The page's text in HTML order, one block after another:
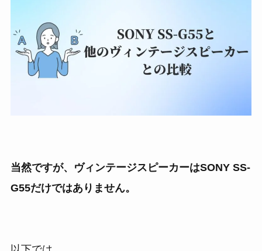
当然ですが、ヴィンテージスピーカーはSONY SS-
G55だけではありません。